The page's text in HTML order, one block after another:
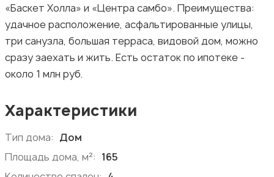
«Баскет Холла» и «Центра самбо». Преимущества:
удачное расположение, асфальтированные улицы,
три санузла, большая терраса, видовой дом, можно
сразу заехать и жить. Есть остаток по ипотеке -
около 1 млн руб.
Характеристики
Тип дома: Дом
Площадь дома, м²: 165